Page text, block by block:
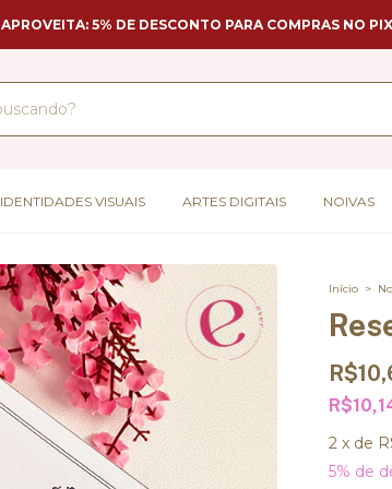
❤ ATENÇÃO: PROMOÇÃO DE PLANNER DA NOIVA!
IDENTIDADES VISUAIS ARTES DIGITAIS NOIVAS
Início >
2 x de
5% de